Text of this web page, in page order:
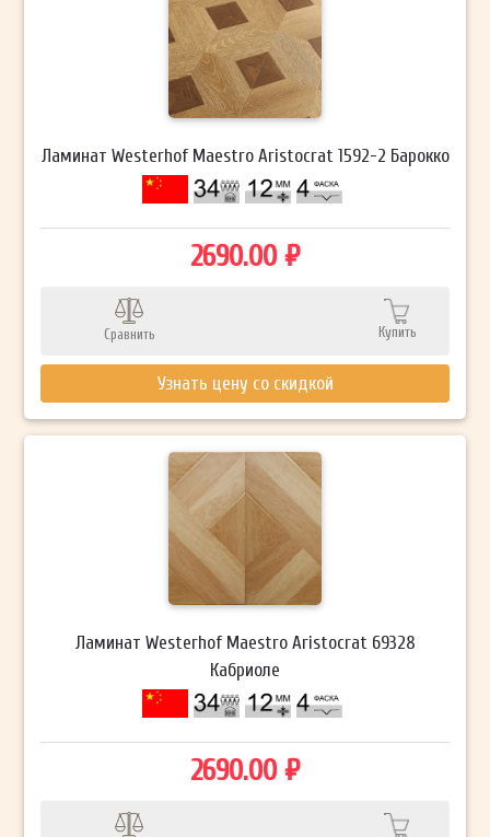
Ламинат Westerhof Maestro Aristocrat 1592-2 Барокко
2690.00 ₽
Сравнить Купить
Узнать цену со скидкой
Ламинат Westerhof Maestro Aristocrat 69328
Кабриоле
2690.00 ₽